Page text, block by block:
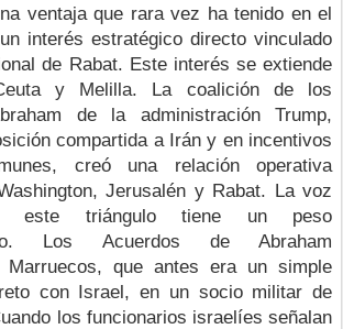
ventaja que rara vez ha tenido en el
interés estratégico directo vinculado
de Rabat. Este interés se extiende
y Melilla. La coalición de los
de la administración Trump,
compartida a Irán y en incentivos
creó una relación operativa
Jerusalén y Rabat. La voz
este triángulo tiene un peso
Los Acuerdos de Abraham
Marruecos, que antes era un simple
con Israel, en un socio militar de
los funcionarios israelíes señalan